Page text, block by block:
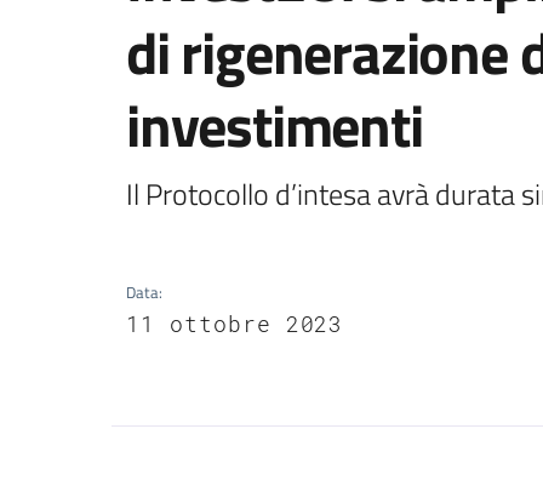
di rigenerazione
investimenti
Il Protocollo d’intesa avrà durata
Data:
11 ottobre 2023